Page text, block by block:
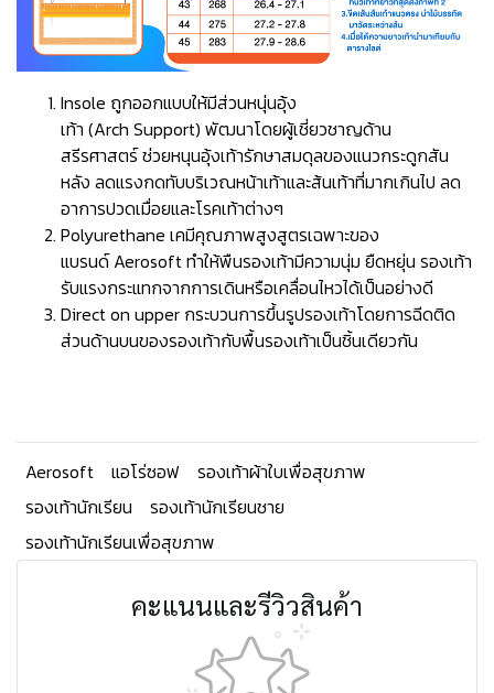
Insole ถูกออกแบบให้มีส่วนหนุ่นอุ้ง
เท้า (Arch Support) พัฒนาโดยผู้เชี่ยวชาญด้าน
สรีรศาสตร์ ช่วยหนุนอุ้งเท้ารักษาสมดุลของแนวกระดูกสัน
หลัง ลดแรงกดทับบริเวณหน้าเท้าและส้นเท้าที่มากเกินไป ลด
อาการปวดเมื่อยและโรคเท้าต่างๆ
Polyurethane เคมีคุณภาพสูงสูตรเฉพาะของ
แบรนด์ Aerosoft ทำให้พืนรองเท้ามีความนุ่ม ยืดหยุ่น รองเท้า
รับแรงกระแทกจากการเดินหรือเคลื่อนไหวได้เป็นอย่างดี
Direct on upper กระบวนการขึ้นรูปรองเท้าโดยการฉีดติด
ส่วนด้านบนของรองเท้ากับพื้นรองเท้าเป็นชิ้นเดียวกัน
Aerosoft แอโร่ซอฟ
รองเท้าผ้าใบเพื่อสุขภาพ
รองเท้านักเรียน
รองเท้านักเรียนชาย
รองเท้านักเรียนเพื่อสุขภาพ
คะแนนและรีวิวสินค้า